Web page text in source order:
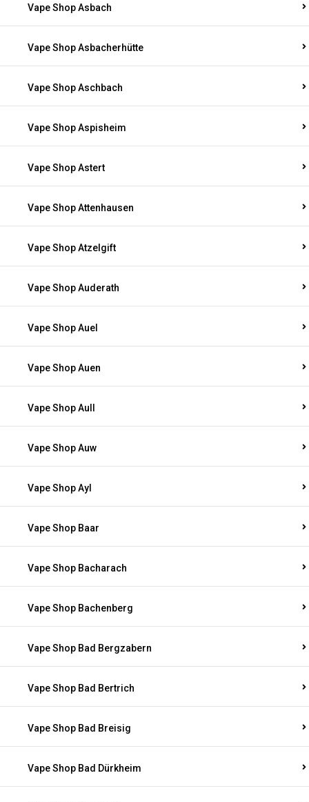
Vape Shop Asbach
Vape Shop Asbacherhütte
Vape Shop Aschbach
Vape Shop Aspisheim
Vape Shop Astert
Vape Shop Attenhausen
Vape Shop Atzelgift
Vape Shop Auderath
Vape Shop Auel
Vape Shop Auen
Vape Shop Aull
Vape Shop Auw
Vape Shop Ayl
Vape Shop Baar
Vape Shop Bacharach
Vape Shop Bachenberg
Vape Shop Bad Bergzabern
Vape Shop Bad Bertrich
Vape Shop Bad Breisig
Vape Shop Bad Dürkheim